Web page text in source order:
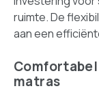
ruimte. De
aan een
matras